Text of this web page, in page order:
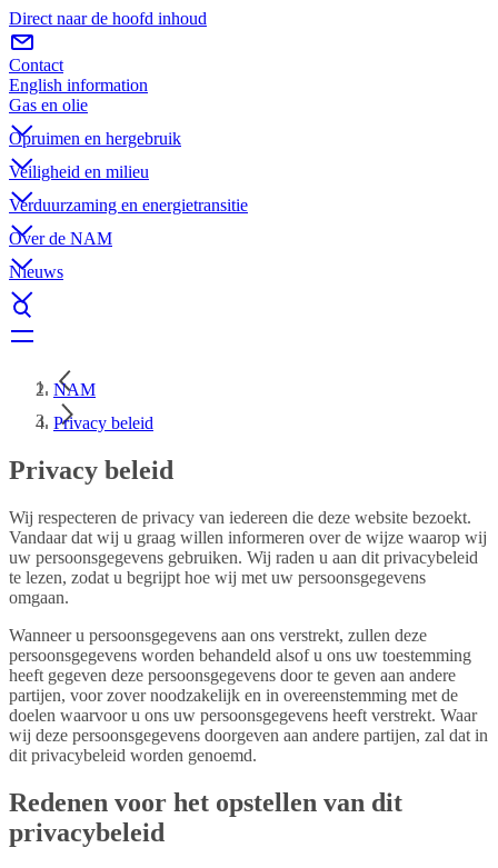
Direct naar de hoofd inhoud
Contact
English information
Gas en olie
Opruimen en hergebruik
Veiligheid en milieu
Verduurzaming en energietransitie
Over de NAM
Nieuws
NAM
Privacy beleid
Privacy beleid
Wij respecteren de privacy van iedereen die deze website bezoekt.
Vandaar dat wij u graag willen informeren over de wijze waarop wij
uw persoonsgegevens gebruiken. Wij raden u aan dit privacybeleid
te lezen, zodat u begrijpt hoe wij met uw persoonsgegevens
omgaan.
Wanneer u persoonsgegevens aan ons verstrekt, zullen deze
persoonsgegevens worden behandeld alsof u ons uw toestemming
heeft gegeven deze persoonsgegevens door te geven aan andere
partijen, voor zover noodzakelijk en in overeenstemming met de
doelen waarvoor u ons uw persoonsgegevens heeft verstrekt. Waar
wij deze persoonsgegevens doorgeven aan andere partijen, zal dat in
dit privacybeleid worden genoemd.
Redenen voor het opstellen van dit
privacybeleid